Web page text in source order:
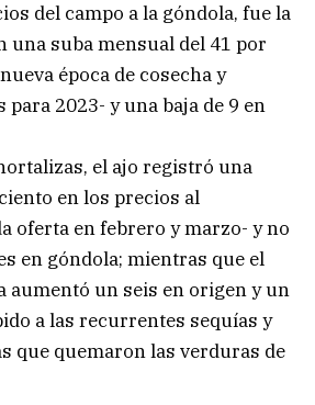
del campo a la góndola, fue la
una suba mensual del 41 por
época de cosecha y
2023- y una baja de 9 en
el ajo registró una
en los precios al
oferta en febrero y marzo- y no
en góndola; mientras que el
aumentó un seis en origen y un
a las recurrentes sequías y
que quemaron las verduras de